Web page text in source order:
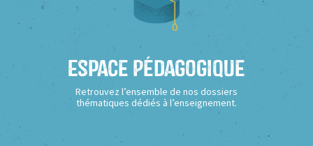
Espace Pédagogique
Retrouvez l’ensemble de nos dossiers
thématiques dédiés à l’enseignement.